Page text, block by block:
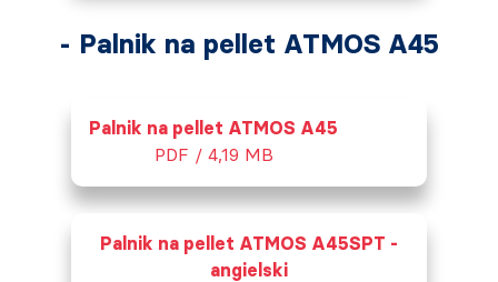
- Palnik na pellet ATMOS A45
Palnik na pellet ATMOS A45
PDF / 4,19 MB
Palnik na pellet ATMOS A45SPT -
angielski